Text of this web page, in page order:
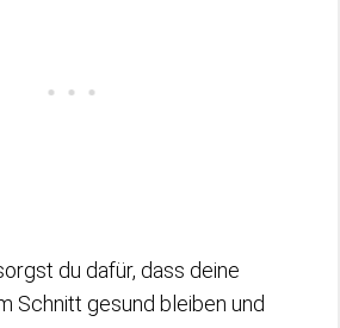
du dafür, dass deine
Schnitt gesund bleiben und